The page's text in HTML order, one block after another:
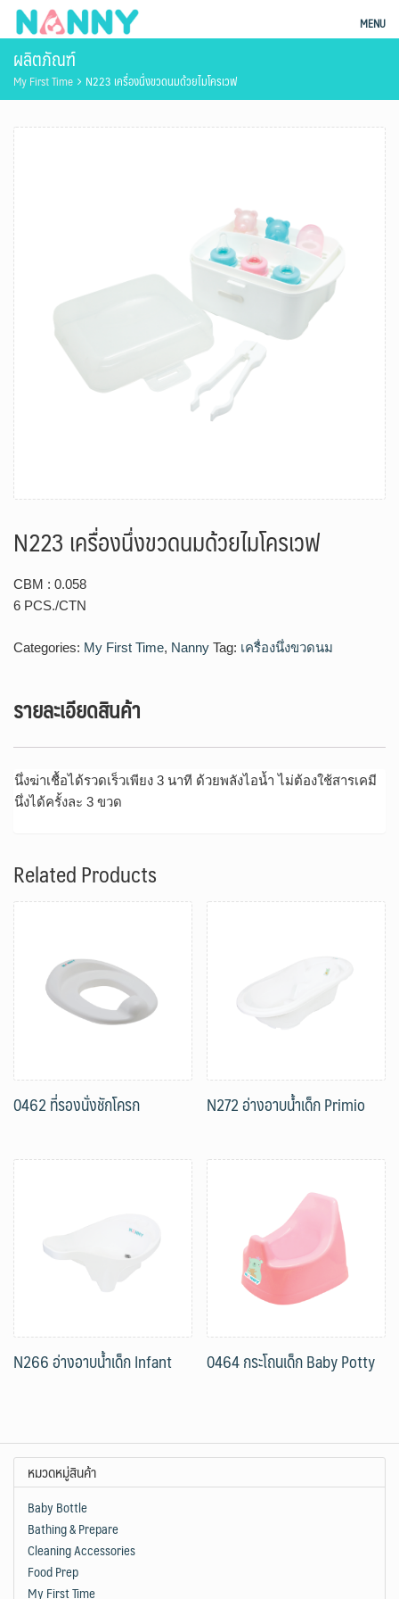
Skip
content
ผลิตภัณฑ์แม่และเด็ก Nanny MENU
ผลิตภัณฑ์
My First Time N223 เครื่องนึ่งขวดนมด้วยไมโครเวฟ
N223 เครื่องนึ่งขวดนมด้วยไมโครเวฟ
CBM : 0.058
6 PCS./CTN
Categories: My First Time, Nanny Tag: เครื่องนึ่งขวดนม
รายละเอียดสินค้า
นึ่งฆ่าเชื้อได้รวดเร็วเพียง 3 นาที ด้วยพลังไอน้ำ ไม่ต้องใช้สารเคมี
นึ่งได้ครั้งละ 3 ขวด
Related Products
0462 ที่รองนั่งชักโครก N272 อ่างอาบน้ำเด็ก Primio
N266 อ่างอาบน้ำเด็ก Infant 0464 กระโถนเด็ก Baby Potty
หมวดหมู่สินค้า
Baby Bottle
Bathing & Prepare
Cleaning Accessories
Food Prep
My First Time